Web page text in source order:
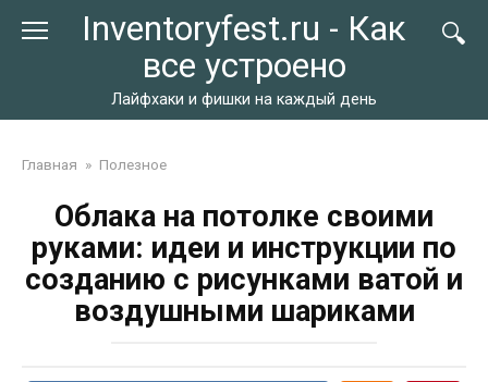
Inventoryfest.ru - Как
все устроено
Лайфхаки и фишки на каждый день
Главная » Полезное
Облака на потолке своими
руками: идеи и инструкции по
созданию с рисунками ватой и
воздушными шариками